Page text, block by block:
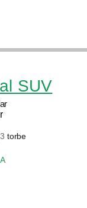
SUV
3 torbe